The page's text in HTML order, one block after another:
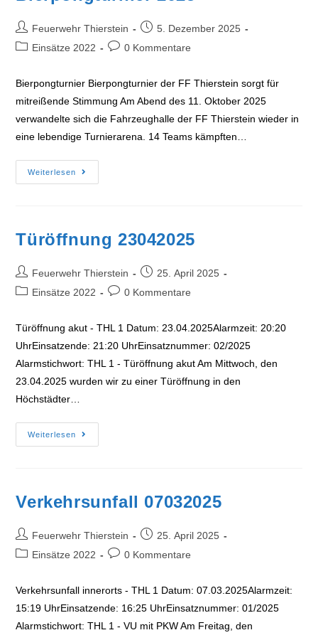
Beitrags-
Autor:
Feuerwehr Thierstein
Beitrag5. Dezember 2025
Beitrags-
Einsätze 2022
Beitrags-
0 Kommentare
Bierpongturnier Bierpongturnier der FF Thierstein sorgt für
mitreißende Stimmung Am Abend des 11. Oktober 2025
verwandelte sich die Fahrzeughalle der FF Thierstein wieder in
eine lebendige Turnierarena. 14 Teams kämpften…
Weiterlesen
Bierpongturnier
2025
Türöffnung 23042025
Beitrags-
Autor:
Feuerwehr Thierstein
Beitrag25. April 2025
Beitrags-
Einsätze 2022
Beitrags-
0 Kommentare
Türöffnung akut - THL 1 Datum: 23.04.2025Alarmzeit: 20:20
UhrEinsatzende: 21:20 UhrEinsatznummer: 02/2025
Alarmstichwort: THL 1 - Türöffnung akut Am Mittwoch, den
23.04.2025 wurden wir zu einer Türöffnung in den
Höchstädter…
Weiterlesen
Türöffnung
23042025
Verkehrsunfall 07032025
Beitrags-
Autor:
Feuerwehr Thierstein
Beitrag25. April 2025
Beitrags-
Einsätze 2022
Beitrags-
0 Kommentare
Verkehrsunfall innerorts - THL 1 Datum: 07.03.2025Alarmzeit:
15:19 UhrEinsatzende: 16:25 UhrEinsatznummer: 01/2025
Alarmstichwort: THL 1 - VU mit PKW Am Freitag, den